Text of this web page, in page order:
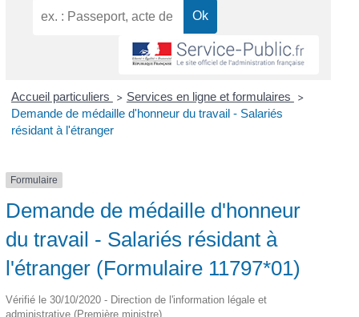
Accueil particuliers > Services en ligne et formulaires >
Demande de médaille d'honneur du travail - Salariés
résidant à l'étranger
Formulaire
Demande de médaille d'honneur
du travail - Salariés résidant à
l'étranger (Formulaire 11797*01)
Vérifié le 30/10/2020 - Direction de l'information légale et
administrative (Première ministre)